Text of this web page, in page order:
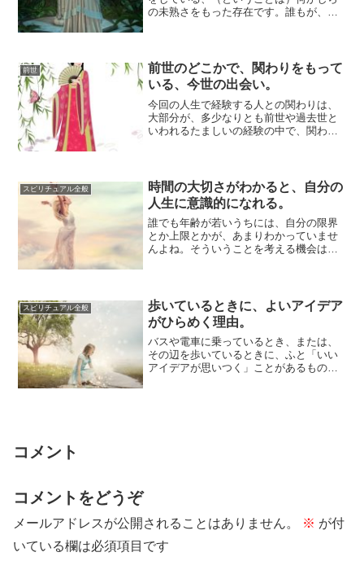
の未熟さをもった存在です。誰もが、た
前世
前世のどこかで、関わりをもって
いる、今世の出会い。
今回の人生で経験する人との関わりは、
大部分が、多少なりとも前世や過去世と
いわれるたましいの経験の中で、関わり
スピリチュアル全般
時間の大切さがわかると、自分の
人生に意識的になれる。
誰でも年齢が若いうちには、自分の限界
とか上限とかが、あまりわかっていませ
んよね。そういうことを考える機会は少
スピリチュアル全般
歩いているときに、よいアイデア
がひらめく理由。
バスや電車に乗っているとき、または、
その辺を歩いているときに、ふと「いい
アイデアが思いつく」ことがあるもので
コメント
コメントをどうぞ
メールアドレスが公開されることはありません。 ※ が付
いている欄は必須項目です